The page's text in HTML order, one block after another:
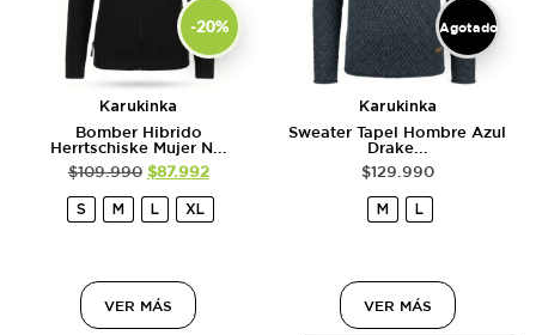
-20%
Karukinka
Bomber Hibrido
Herrtschiske Mujer N...
$109.990 $87.992
S M L XL
VER MÁS
Agotado
Karukinka
Sweater Tapel Hombre Azul
Drake...
$129.990
M L
VER MÁS